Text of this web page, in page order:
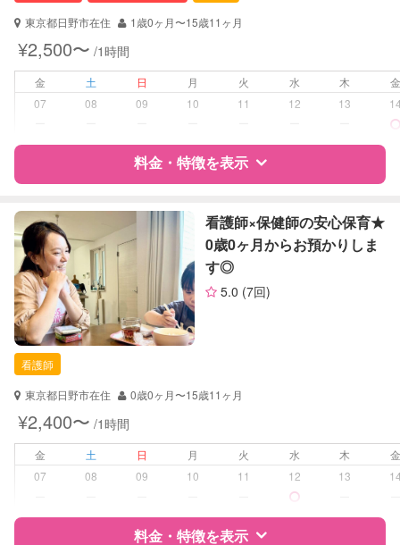
対応可能/特徴
送迎サポート
病児対応 病児、病後児、ともに可能
なし
定期予約 可能
お子様の撮影
（定期特典）
対応可能
東京都日野市在住
1歳0ヶ月〜15歳11ヶ月
¥2,500〜 /1時間
金 土 日 月 火 水 木
07
08 09 10 11 12 13
料金・特徴を表示
特徴 料金 レビュー
サポートの特徴
資格
企業型割引対象(旧内閣府補助対象)
自治体届出済ベビーシッター
保育士
対応可能/特徴
送迎サポート
病児対応 病児、病後児、ともに可能
対応可否は個別に相談
なし
看護師×保健師の安心保育★
0歳0ヶ月からお預かりしま
す◎
5.0 (7回)
看護師
東京都日野市在住
0歳0ヶ月〜15歳11ヶ月
¥2,400〜 /1時間
金 土 日 月 火 水 木
07
08 09 10 11 12 13
料金・特徴を表示